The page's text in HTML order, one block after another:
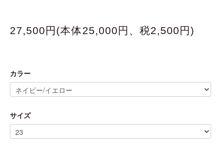
27,500円(本体25,000円、税2,500円)
カラー
サイズ